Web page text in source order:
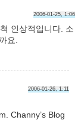
2006-01-25, 1:06
인상적입니다. 소
요.
2006-01-26, 1:11
Channy’s Blog